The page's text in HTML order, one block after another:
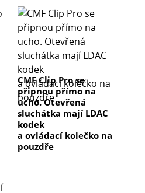
CMF Clip Pro se
připnou přímo na
ucho. Otevřená
sluchátka mají LDAC
kodek
a ovládací kolečko na
pouzdře